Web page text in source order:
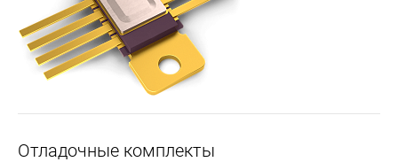
Отладочные комплекты